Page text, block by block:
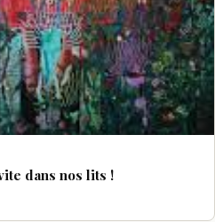
dans nos lits !